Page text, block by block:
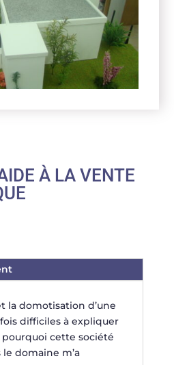
À LA VENTE
la domotisation d’une
difficiles à expliquer
pourquoi cette société
domaine m’a